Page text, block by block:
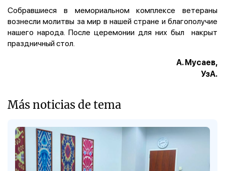
Собравшиеся в мемориальном комплексе ветераны
вознесли молитвы за мир в нашей стране и благополучие
нашего народа. После церемонии для них был накрыт
праздничный стол.
А. Мусаев,
УзА.
Más noticias de tema